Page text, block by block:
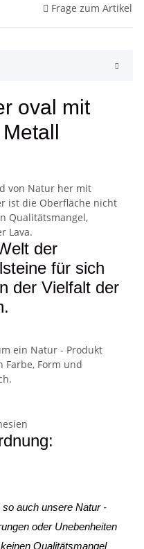
Frage zum Artikel
oval mit
von Natur her mit
ist die Oberfläche nicht
Qualitätsmangel,
Lava.
der
für sich
der Vielfalt der
ein Natur - Produkt
Farbe, Form und
auch unsere Natur -
oder Unebenheiten
Qualitätsmangel